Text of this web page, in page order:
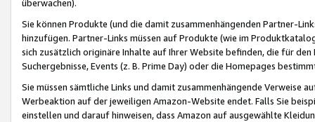
überwachen).
Sie können Produkte (und die damit zusammenhängenden Partner-
hinzufügen. Partner-Links müssen auf Produkte (wie im
sich zusätzlich originäre Inhalte auf Ihrer Website befinden, die für
Suchergebnisse, Events (z. B. Prime Day) oder die Homepages
Sie müssen sämtliche Links und damit zusammenhängende
Werbeaktion auf der jeweiligen Amazon-Website endet. Falls Sie
einstellen und darauf hinweisen, dass Amazon auf ausgewählte